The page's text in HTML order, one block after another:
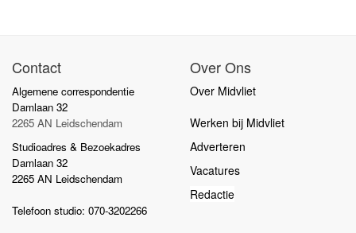
Contact
Algemene correspondentie
Damlaan 32
2265 AN Leidschendam
Studioadres & Bezoekadres
Damlaan 32
2265 AN Leidschendam
Telefoon studio: 070-3202266
Over Ons
Over Midvliet
Werken bij Midvliet
Adverteren
Vacatures
Redactie